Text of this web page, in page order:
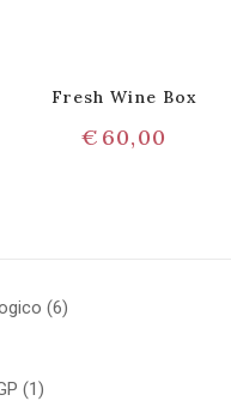
(6)
(1)
Fresh Wine Box
€ 60,00